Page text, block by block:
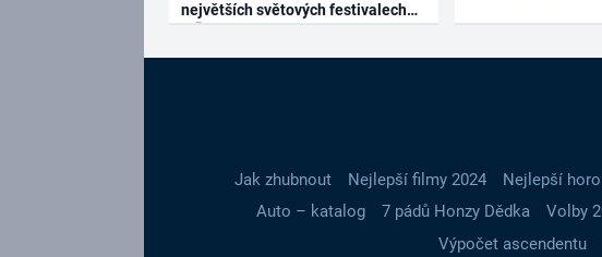
největších světových festivalech
Jak zhubnout Nejlepší filmy 2024 Nejlepší
Auto – katalog
7 pádů Honzy Dědka Volby
Výpočet ascendentu